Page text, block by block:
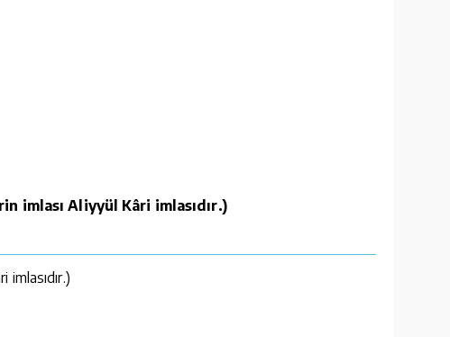
imlası Aliyyül Kâri imlasıdır.)